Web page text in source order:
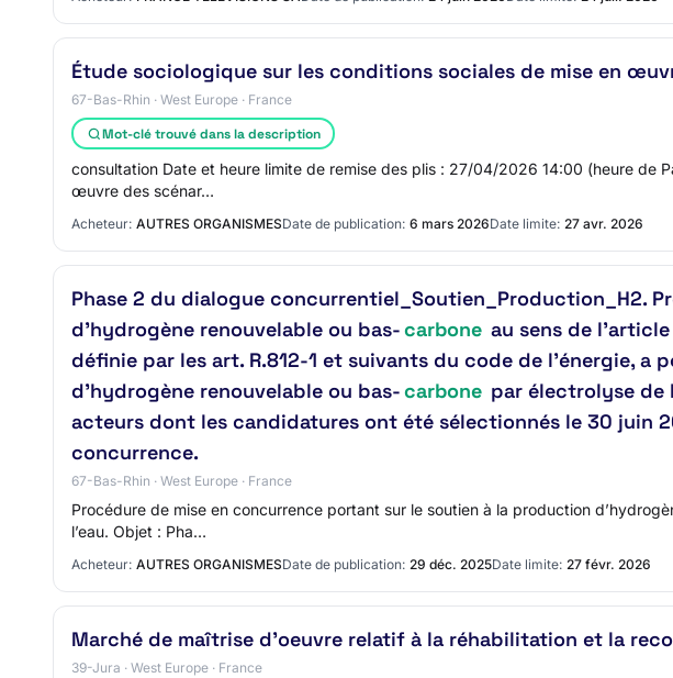
Étude sociologique sur les conditions sociales de mise en
67-Bas-Rhin · West Europe · France
Mot-clé trouvé dans la description
consultation Date et heure limite de remise des plis : 27/04/2026 14:00 (heure de
œuvre des scénar…
Acheteur: AUTRES ORGANISMESDate de publication: 6 mars 2026Date limite: 27 avr. 2026
Phase 2 du dialogue concurrentiel_Soutien_Production_H2.
d’hydrogène renouvelable ou bas-carbone au sens de
définie par les art. R.812-1 et suivants du code de l’énergie,
d’hydrogène renouvelable ou bas-carbone par électrolyse de
acteurs dont les candidatures ont été sélectionnés le 30 juin
concurrence.
67-Bas-Rhin · West Europe · France
Procédure de mise en concurrence portant sur le soutien à la production
l’eau. Objet : Pha…
Acheteur: AUTRES ORGANISMESDate de publication: 29 déc. 2025Date limite: 27 févr. 2026
Marché de maîtrise d'oeuvre relatif à la réhabilitation et la
39-Jura · West Europe · France